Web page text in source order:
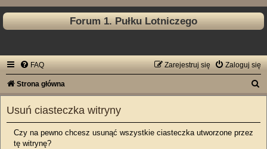
Forum 1. Pułku Lotniczego
FAQ Zaloguj się
Zarejestruj się
Strona główna
Usuń ciasteczka witryny
Czy na pewno chcesz usunąć wszystkie ciasteczka utworzone przez
tę witrynę?